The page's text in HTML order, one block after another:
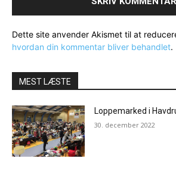
Dette site anvender Akismet til at
hvordan din kommentar bliver behandlet.
MEST LÆSTE
Loppemarked i
30. december 2022